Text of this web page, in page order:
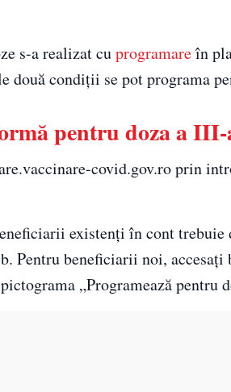
s-a realizat cuprogramareîn
două condiții se pot programa
pentru doza a
covid.gov.ro prin
existenți în cont trebuie
Pentru beneficiarii noi,
„Programează pentru